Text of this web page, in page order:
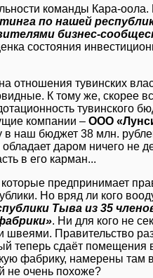
команды Кара-
по нашей
бизнес-
состояния
отношения тувинских
К тому же, скорее
тувинского
компании – ООО
в наш бюджет 38 млн.
даром ничего не
в его карман...
предпринимает
Но вряд ли кого
Тыва из 35
. Ни для кого не
Правительство
теперь сдаёт помещения
фабрику, намерены там
не очень похоже?